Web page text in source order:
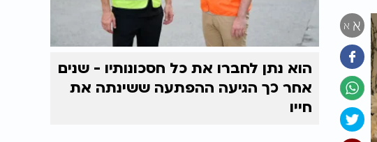
א א
הוא נתן לחברו את כל חסכונותיו - שנים
אחר כך הגיעה ההפתעה ששינתה את
חייו